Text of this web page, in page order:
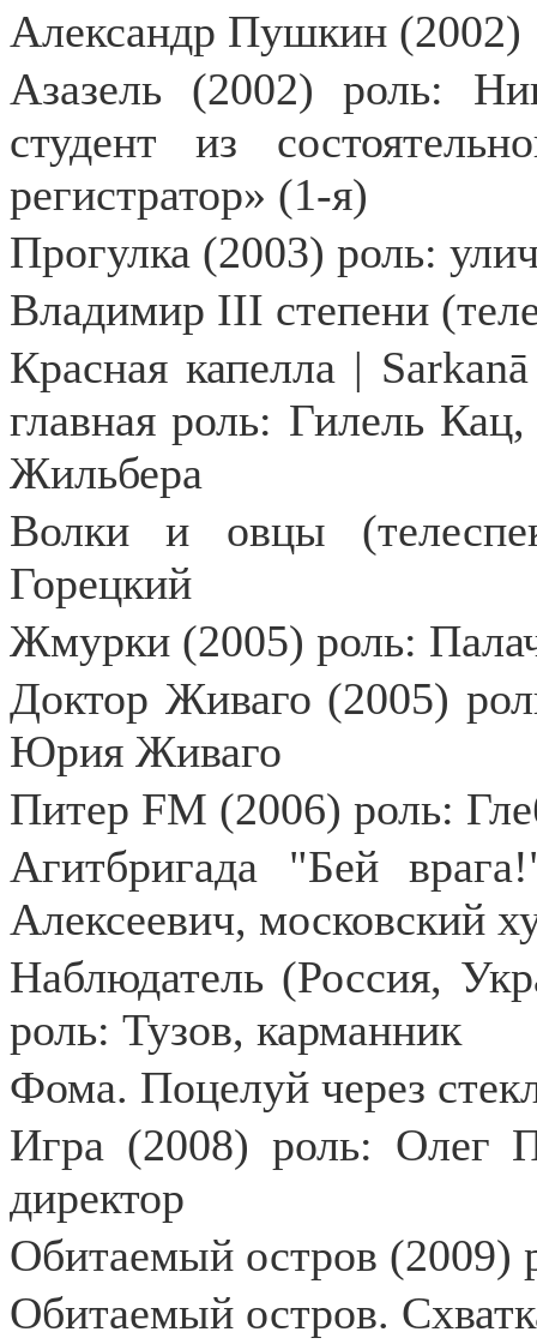
Александр Пушкин (2002)
Азазель (2002) роль:
студент из
регистратор» (1-я)
Прогулка (2003) роль:
Владимир III степени
Красная капелла |
главная роль: Гилель
Жильбера
Волки и овцы
Горецкий
Жмурки (2005) роль:
Доктор Живаго (2005)
Юрия Живаго
Питер FM (2006) роль:
Агитбригада "Бей
Алексеевич, московский
Наблюдатель (Россия,
роль: Тузов, карманник
Фома. Поцелуй через
Игра (2008) роль: Олег
директор
Обитаемый остров (2009)
Обитаемый остров.